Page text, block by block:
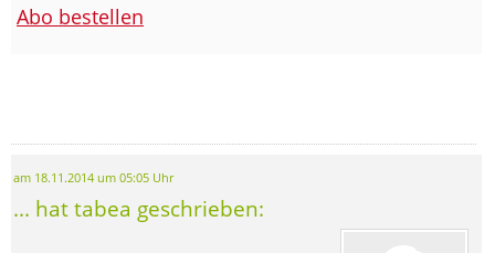
Abo bestellen
am 18.11.2014 um 05:05 Uhr
... hat tabea geschrieben: